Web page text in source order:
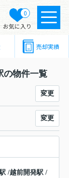
0
お気に入り
売却実績
の物件一覧
変更
変更
/越前開発駅 /